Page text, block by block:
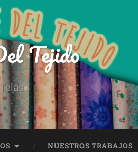
Tejido
NUESTROS TRABAJOS